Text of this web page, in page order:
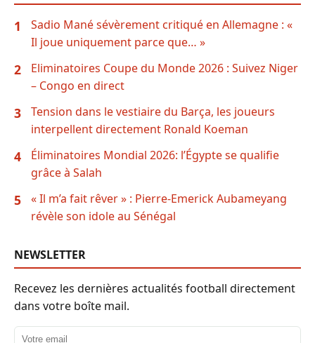
1
Sadio Mané sévèrement critiqué en Allemagne : «
Il joue uniquement parce que… »
2
Eliminatoires Coupe du Monde 2026 : Suivez Niger
– Congo en direct
3
Tension dans le vestiaire du Barça, les joueurs
interpellent directement Ronald Koeman
4
Éliminatoires Mondial 2026: l’Égypte se qualifie
grâce à Salah
5
« Il m’a fait rêver » : Pierre-Emerick Aubameyang
révèle son idole au Sénégal
NEWSLETTER
Recevez les dernières actualités football directement
dans votre boîte mail.
Adresse email